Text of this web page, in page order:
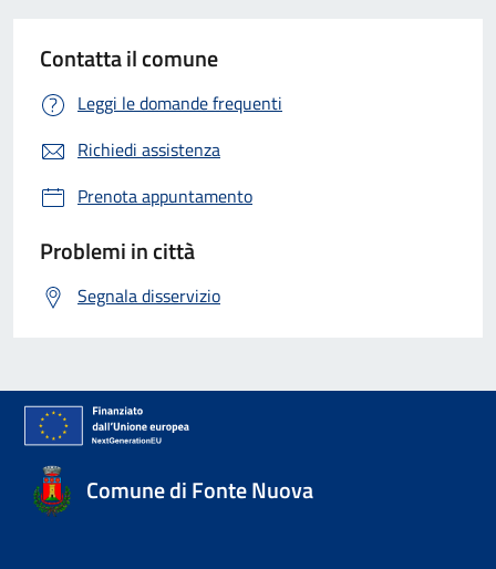
Contatta il comune
Leggi le domande frequenti
Richiedi assistenza
Prenota appuntamento
Problemi in città
Segnala disservizio
Comune di Fonte Nuova